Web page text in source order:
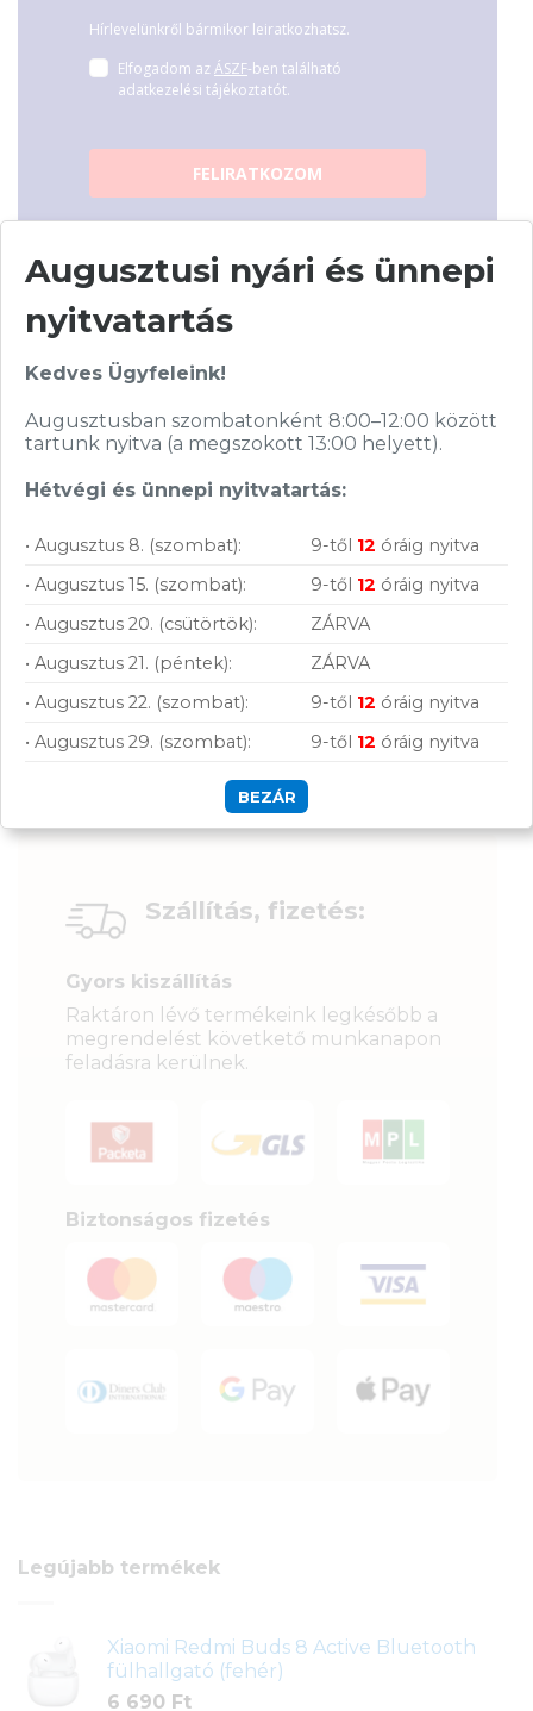
Hírlevelünkről bármikor leiratkozhatsz.
Elfogadom az ÁSZF-ben található
adatkezelési tájékoztatót.
FELIRATKOZOM
Vásárolj nálunk!
Nagy raktárkészlet
Szolgáltatásaink vállalkozásoknak
Szállítás, fizetés:
Gyors kiszállítás
Raktáron lévő termékeink legkésőbb a
megrendelést követkető munkanapon
feladásra kerülnek.
Biztonságos fizetés
Legújabb termékek
Xiaomi Redmi Buds 8 Active Bluetooth
fülhallgató (fehér)
6 690 Ft
Augusztusi nyári és ünnepi
nyitvatartás
Kedves Ügyfeleink!
Augusztusban szombatonként 8:00–12:00 között
tartunk nyitva (a megszokott 13:00 helyett).
Hétvégi és ünnepi nyitvatartás:
• Augusztus 8. (szombat): 9-től 12 óráig nyitva
• Augusztus 15. (szombat):
9-től 12 óráig nyitva
• Augusztus 20. (csütörtök):
ZÁRVA
• Augusztus 21. (péntek):
ZÁRVA
• Augusztus 22. (szombat):
9-től 12 óráig nyitva
• Augusztus 29. (szombat):
9-től 12 óráig nyitva
BEZÁR